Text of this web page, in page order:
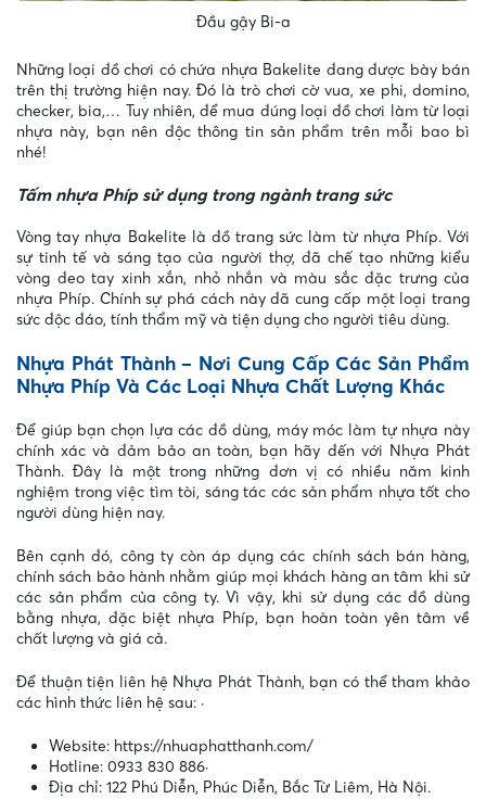
Đầu gậy Bi-a
Những loại đồ chơi có chứa nhựa Bakelite đang được bày bán
trên thị trường hiện nay. Đó là trò chơi cờ vua, xe phi, domino,
checker, bia,… Tuy nhiên, để mua đúng loại đồ chơi làm từ loại
nhựa này, bạn nên độc thông tin sản phẩm trên mỗi bao bì
nhé!
Tấm nhựa Phíp sử dụng trong ngành trang sức
Vòng tay nhựa Bakelite là đồ trang sức làm từ nhựa Phíp. Với
sự tinh tế và sáng tạo của người thợ, đã chế tạo những kiểu
vòng đeo tay xinh xắn, nhỏ nhắn và màu sắc đặc trưng của
nhựa Phíp. Chính sự phá cách này đã cung cấp một loại trang
sức độc đáo, tính thẩm mỹ và tiện dụng cho người tiêu dùng.
Nhựa Phát Thành – Nơi Cung Cấp Các Sản Phẩm
Nhựa Phíp Và Các Loại Nhựa Chất Lượng Khác
Để giúp bạn chọn lựa các đồ dùng, máy móc làm tự nhựa này
chính xác và đảm bảo an toàn, bạn hãy đến với Nhựa Phát
Thành. Đây là một trong những đơn vị có nhiều năm kinh
nghiệm trong việc tìm tòi, sáng tác các sản phẩm nhựa tốt cho
người dùng hiện nay.
Bên cạnh đó, công ty còn áp dụng các chính sách bán hàng,
chính sách bảo hành nhằm giúp mọi khách hàng an tâm khi sử
các sản phẩm của công ty. Vì vậy, khi sử dụng các đồ dùng
bằng nhựa, đặc biệt nhựa Phíp, bạn hoàn toàn yên tâm về
chất lượng và giá cả.
Để thuận tiện liên hệ Nhựa Phát Thành, bạn có thể tham khảo
các hình thức liên hệ sau: ·
Website: https://nhuaphatthanh.com/
Hotline: 0933 830 886·
Địa chỉ: 122 Phú Diễn, Phúc Diễn, Bắc Từ Liêm, Hà Nội.